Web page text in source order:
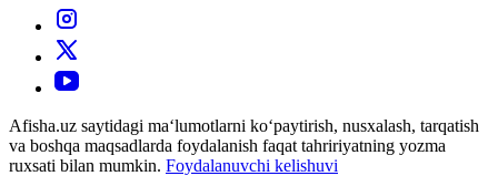
Afisha.uz saytidagi ma‘lumotlarni ko‘paytirish, nusxalash, tarqatish
va boshqa maqsadlarda foydalanish faqat tahririyatning yozma
ruxsati bilan mumkin. Foydalanuvchi kelishuvi